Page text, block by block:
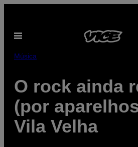
content
Open
Música
O rock ainda
(por
Vila Velha